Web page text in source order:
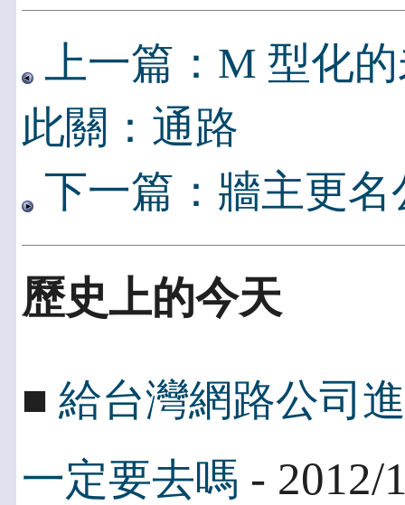
上一篇：M 型化
此關：通路
下一篇：牆主更名
歷史上的今天
■ 給台灣網路公司
一定要去嗎 - 2012/